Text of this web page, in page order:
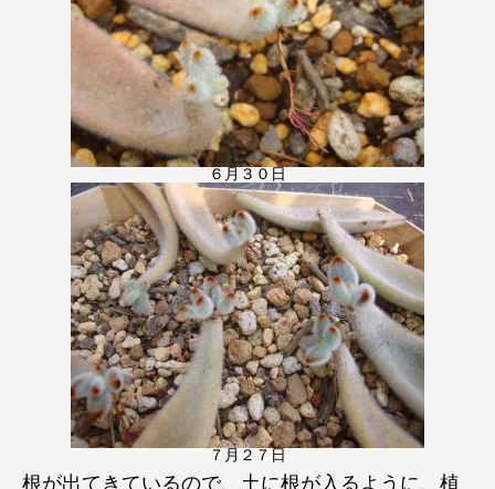
６月３０日
７月２７日
根が出てきているので、土に根が入るように、植